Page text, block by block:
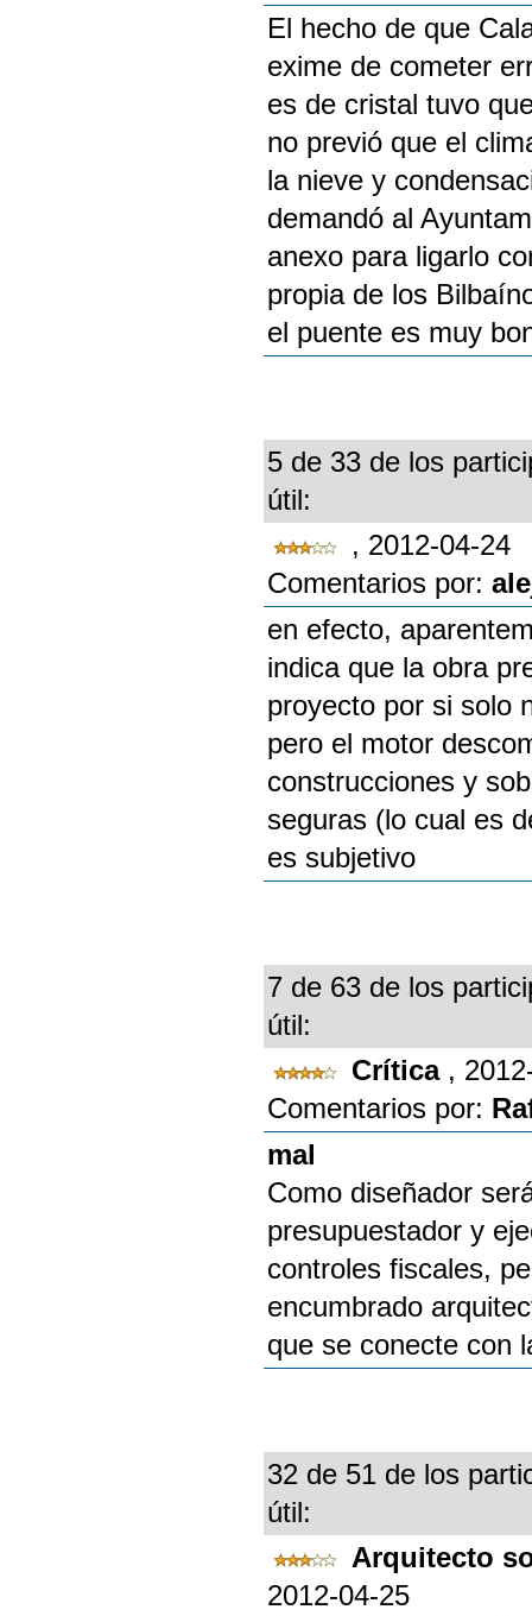
El hecho de que
exime de cometer
es de cristal tuvo
no previó que el
la nieve y
demandó al
anexo para ligarlo
propia de los
el puente es muy
5 de 33 de los
útil:
, 2012-04-24
Comentarios por:
en efecto,
indica que la obra
proyecto por si solo
pero el motor
construcciones y
seguras (lo cual es
es subjetivo
7 de 63 de los
útil:
Crítica ,
Comentarios por:
mal
Como diseñador
presupuestador y
controles fiscales,
encumbrado
que se conecte con
32 de 51 de los
útil:
Arquitecto
2012-04-25